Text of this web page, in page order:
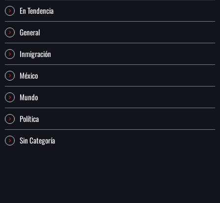
En Tendencia
General
Inmigración
México
Mundo
Política
Sin Categoría